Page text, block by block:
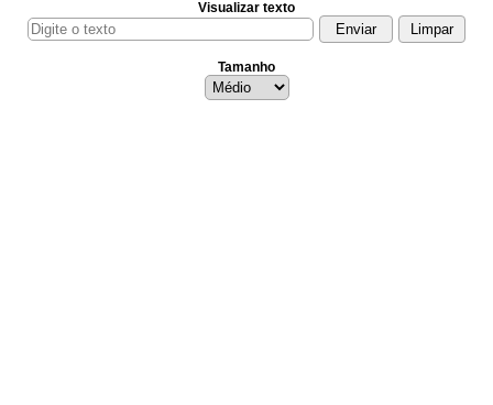
Visualizar texto
Tamanho